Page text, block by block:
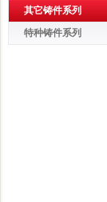
其它铸件系列
特种铸件系列